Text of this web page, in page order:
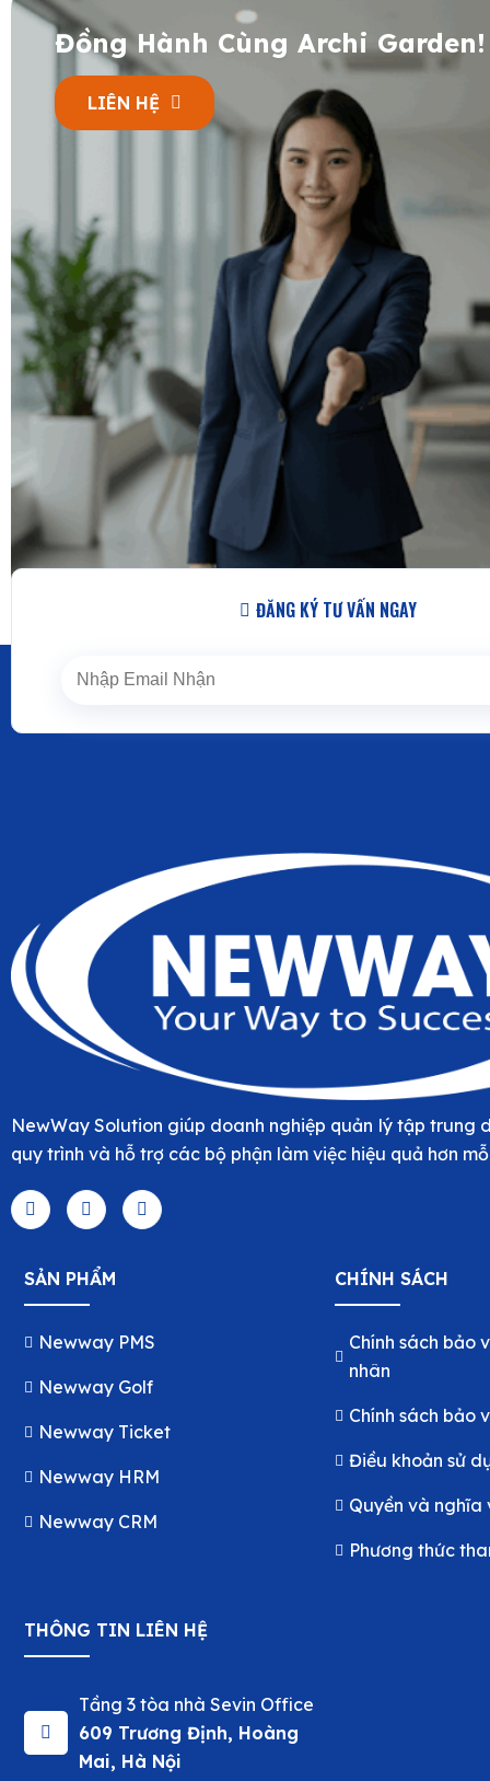
Đồng Hành Cùng Archi Garden!
LIÊN HỆ
ĐĂNG KÝ TƯ VẤN NGAY
NewWay Solution giúp doanh nghiệp quản lý tập trung
quy trình và hỗ trợ các bộ phận làm việc hiệu quả hơn
SẢN PHẨM
Newway PMS
Newway Golf
Newway Ticket
Newway HRM
Newway CRM
CHÍNH SÁCH
Chính sách bảo
nhân
Chính sách bảo
Điều khoản sử
Quyền và nghĩa
Phương thức
THÔNG TIN LIÊN HỆ
Tầng 3 tòa nhà Sevin Office
609 Trương Định, Hoàng
Mai, Hà Nội